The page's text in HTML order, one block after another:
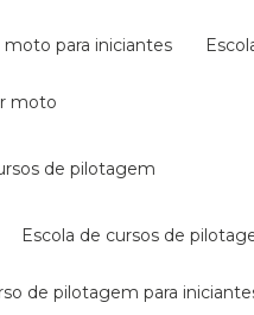
moto para iniciantes
moto
de pilotagem
escola de cursos de
de pilotagem para